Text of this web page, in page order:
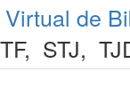
Virtual de
, STJ,